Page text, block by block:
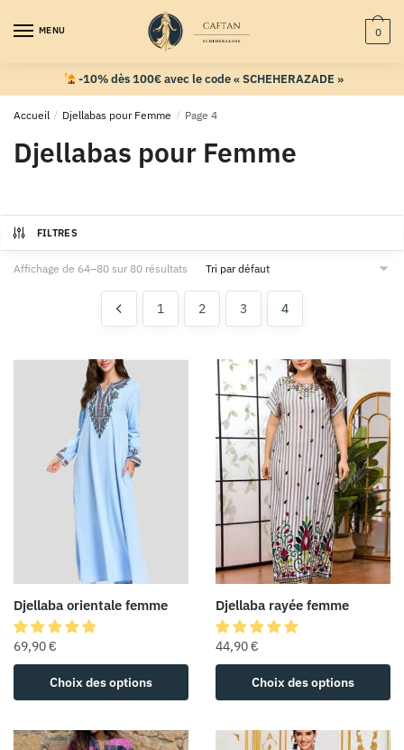
MENU 0
-10% dès 100€ avec le code « SCHEHERAZADE »
Accueil / Djellabas pour Femme / Page 4
Djellabas pour Femme
FILTRES
Affichage de 64–80 sur 80 résultats
1 2 3 4
Djellaba orientale femme
69,90€
Choix des options
Djellaba rayée femme
44,90€
Choix des options